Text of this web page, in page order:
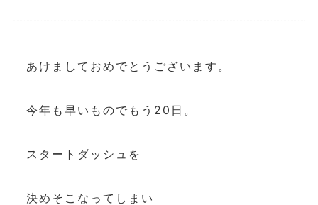
あけましておめでとうございます。
今年も早いものでもう20日。
スタートダッシュを
決めそこなってしまい